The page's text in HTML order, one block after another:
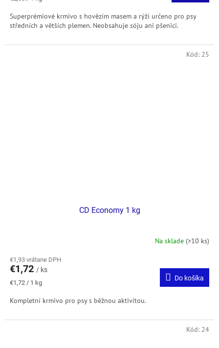
Superprémiové krmivo s hovězím masem a rýží určeno pro psy
středních a větších plemen. Neobsahuje sóju ani pšenici.
CD Economy 1 kg
Na sklade (>10 ks)
€1,93 vrátane DPH
€1,72 / ks
Jednotková
€1,72 / 1 kg
Do košíka
Kompletní krmivo pro psy s běžnou aktivitou.
Kód: 25
Kód: 24